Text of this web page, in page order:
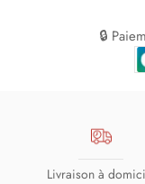
🔒
Livraison à